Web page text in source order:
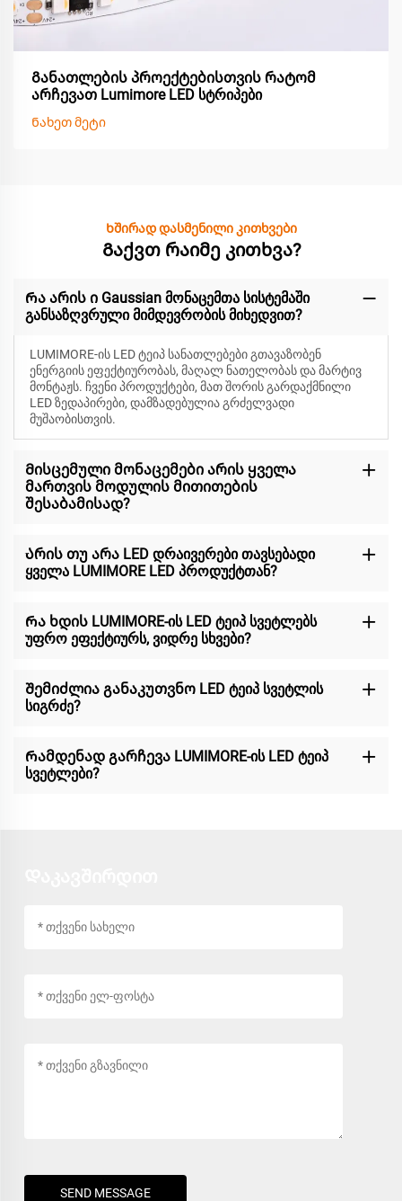
Განათლების პროექტებისთვის რატომ
არჩევათ Lumimore LED სტრიპები
Ნახეთ მეტი
Ხშირად დასმენილი კითხვები
Გაქვთ რაიმე კითხვა?
Რა არის ი Gaussian მონაცემთა სისტემაში
განსაზღვრული მიმდევრობის მიხედვით?
LUMIMORE-ის LED ტეიპ სანათლებები გთავაზობენ
ენერგიის ეფექტიურობას, მაღალ ნათელობას და მარტივ
მონტაჟს. ჩვენი პროდუქტები, მათ შორის გარდაქმნილი
LED ზედაპირები, დამზადებულია გრძელვადი
მუშაობისთვის.
Მისცემული მონაცემები არის ყველა
მართვის მოდულის მითითების
შესაბამისად?
Არის თუ არა LED დრაივერები თავსებადი
ყველა LUMIMORE LED პროდუქტთან?
Რა ხდის LUMIMORE-ის LED ტეიპ სვეტლებს
უფრო ეფექტიურს, ვიდრე სხვები?
Შემიძლია განაკუთვნო LED ტეიპ სვეტლის
სიგრძე?
Რამდენად გარჩევა LUMIMORE-ის LED ტეიპ
სვეტლები?
SEND MESSAGE